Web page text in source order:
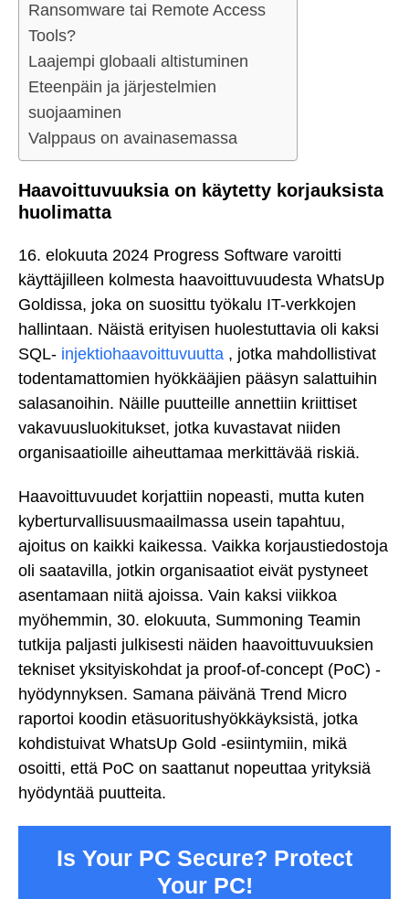
Ransomware tai Remote Access
Tools?
Laajempi globaali altistuminen
Eteenpäin ja järjestelmien
suojaaminen
Valppaus on avainasemassa
Haavoittuvuuksia on käytetty korjauksista
huolimatta
16. elokuuta 2024 Progress Software varoitti
käyttäjilleen kolmesta haavoittuvuudesta WhatsUp
Goldissa, joka on suosittu työkalu IT-verkkojen
hallintaan. Näistä erityisen huolestuttavia oli kaksi
SQL- injektiohaavoittuvuutta , jotka mahdollistivat
todentamattomien hyökkääjien pääsyn salattuihin
salasanoihin. Näille puutteille annettiin kriittiset
vakavuusluokitukset, jotka kuvastavat niiden
organisaatioille aiheuttamaa merkittävää riskiä.
Haavoittuvuudet korjattiin nopeasti, mutta kuten
kyberturvallisuusmaailmassa usein tapahtuu,
ajoitus on kaikki kaikessa. Vaikka korjaustiedostoja
oli saatavilla, jotkin organisaatiot eivät pystyneet
asentamaan niitä ajoissa. Vain kaksi viikkoa
myöhemmin, 30. elokuuta, Summoning Teamin
tutkija paljasti julkisesti näiden haavoittuvuuksien
tekniset yksityiskohdat ja proof-of-concept (PoC) -
hyödynnyksen. Samana päivänä Trend Micro
raportoi koodin etäsuoritushyökkäyksistä, jotka
kohdistuivat WhatsUp Gold -esiintymiin, mikä
osoitti, että PoC on saattanut nopeuttaa yrityksiä
hyödyntää puutteita.
Is Your PC Secure? Protect
Your PC!